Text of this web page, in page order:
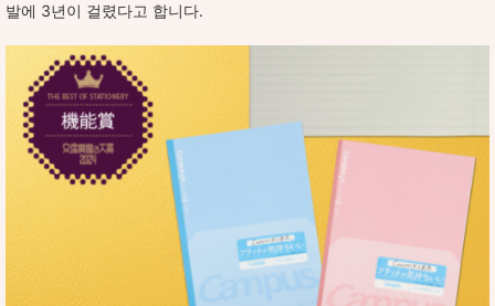
발에 3년이 걸렸다고 합니다.